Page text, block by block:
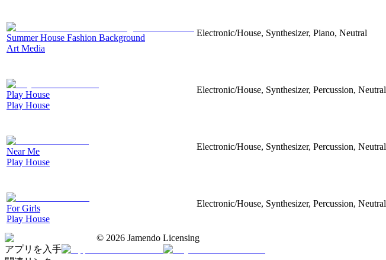
Summer House Fashion Background
Art Media
Electronic/House, Synthesizer, Piano, Neutral
Play House
Play House
Electronic/House, Synthesizer, Percussion, Neutral
Near Me
Play House
Electronic/House, Synthesizer, Percussion, Neutral
For Girls
Play House
Electronic/House, Synthesizer, Percussion, Neutral
© 2026 Jamendo Licensing
アプリを入手